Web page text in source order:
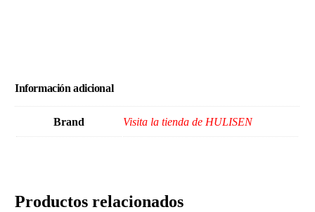
Información adicional
Brand Visita la tienda de HULISEN
Productos relacionados